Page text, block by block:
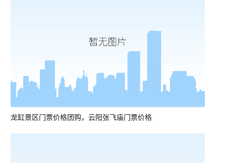
龙缸景区门票价格团购，云阳张飞庙门票价格